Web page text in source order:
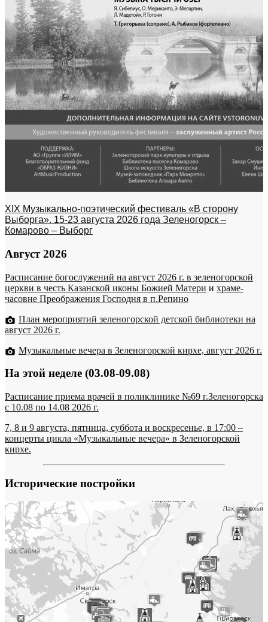
XIX Музыкально-поэтический фестиваль «В сторону
Выборга». 15-23 августа 2026 года Зеленогорск –
Комарово – Выборг
Август 2026
Расписание богослужений на август 2026 г. в зеленогорской
церкви в честь Казанской иконы Божией Матери и храме-
часовне Преображения Господня в п.Репино
План мероприятий зеленогорской детской библиотеки на
август 2026 г.
Музыкальные вечера в Зеленогорской кирхе, август 2026 г.
На этой неделе (03.08-09.08)
Расписание приема врачей в поликлинике №69 г.Зеленогорска
c 10.08 по 14.08 2026 г.
7, 8 и 9 августа, пятница, суббота и воскресенье, в 17:00 –
концерты цикла «Музыкальные вечера» в Зеленогорской
кирхе.
Исторические постройки